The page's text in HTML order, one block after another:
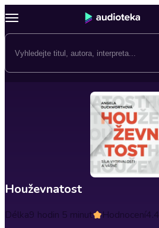
Houževnatost
Délka9 hodin 5 minut Hodnocení4.4